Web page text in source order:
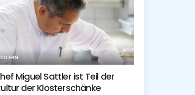
Miguel Sattler ist Teil der
der Klosterschänke